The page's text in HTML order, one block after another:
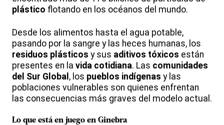
plástico flotando en los océanos del mundo.
Desde los alimentos hasta el agua potable,
pasando por la sangre y las heces humanas, los
residuos plásticos y sus aditivos tóxicos están
presentes en la vida cotidiana. Las comunidades
del Sur Global , los pueblos indígenas y las
poblaciones vulnerables son quienes enfrentan
las consecuencias más graves del modelo actual.
Lo que está en juego en Ginebra